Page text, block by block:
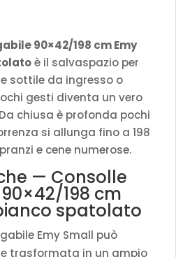
90×42/198 cm Emy
è il salvaspazio per
sottile da ingresso o
gesti diventa un vero
chiusa è profonda pochi
si allunga fino a 198
e cene numerose.
— Consolle
198 cm
spatolato
Emy Small può
trasformata in un ampio